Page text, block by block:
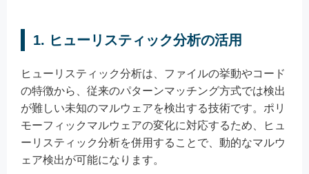
1. ヒューリスティック分析の活用
ヒューリスティック分析は、ファイルの挙動やコード
の特徴から、従来のパターンマッチング方式では検出
が難しい未知のマルウェアを検出する技術です。ポリ
モーフィックマルウェアの変化に対応するため、ヒュ
ーリスティック分析を併用することで、動的なマルウ
ェア検出が可能になります。